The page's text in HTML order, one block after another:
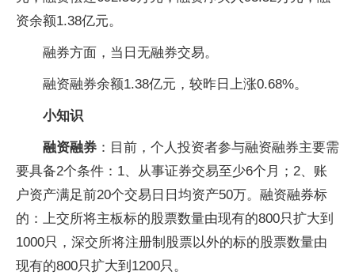
资余额1.38亿元。
融券方面，当日无融券交易。
融资融券余额1.38亿元，较昨日上涨0.68%。
小知识
融资融券 ：目前，个人投资者参与融资融券主要需
要具备2个条件：1、从事证券交易至少6个月；2、账
户资产满足前20个交易日日均资产50万。融资融券标
的：上交所将主板标的股票数量由现有的800只扩大到
1000只，深交所将注册制股票以外的标的股票数量由
现有的800只扩大到1200只。